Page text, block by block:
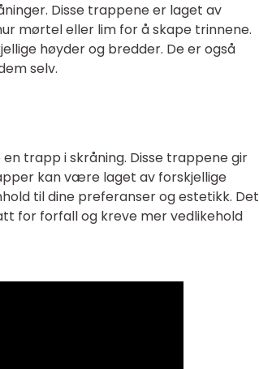
Disse trappene er laget av
mørtel eller lim for å skape trinnene.
høyder og bredder. De er også
selv.
trapp i skråning. Disse trappene gir
kan være laget av forskjellige
til dine preferanser og estetikk. Det
for forfall og kreve mer vedlikehold